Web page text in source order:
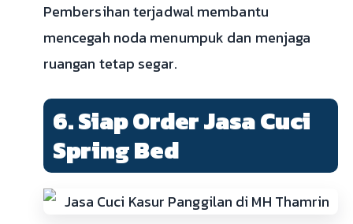
Pembersihan terjadwal membantu
mencegah noda menumpuk dan menjaga
ruangan tetap segar.
6. Siap Order Jasa Cuci
Spring Bed